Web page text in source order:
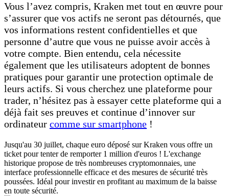
Vous l’avez compris, Kraken met tout en œuvre pour
s’assurer que vos actifs ne seront pas détournés, que
vos informations restent confidentielles et que
personne d’autre que vous ne puisse avoir accès à
votre compte. Bien entendu, cela nécessite
également que les utilisateurs adoptent de bonnes
pratiques pour garantir une protection optimale de
leurs actifs. Si vous cherchez une plateforme pour
trader, n’hésitez pas à essayer cette plateforme qui a
déjà fait ses preuves et continue d’innover sur
ordinateur comme sur smartphone !
Jusqu'au 30 juillet, chaque euro déposé sur Kraken vous offre un
ticket pour tenter de remporter 1 million d'euros ! L'exchange
historique propose de très nombreuses cryptomonnaies, une
interface professionnelle efficace et des mesures de sécurité très
poussées. Idéal pour investir en profitant au maximum de la baisse
en toute sécurité.